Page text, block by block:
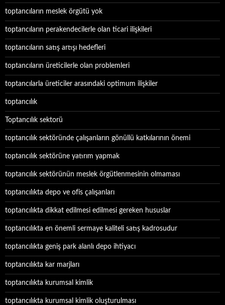
toptancıların meslek örgütü yok
toptancıların perakendecilerle olan ticari ilişkileri
toptancıların satış artışı hedefleri
toptancıların üreticilerle olan problemleri
toptancılarla üreticiler arasındaki optimum ilişkiler
toptancılık
Toptancılık sektorü
toptancılık sektöründe çalışanların gönüllü katkılarının önemi
toptancılık sektörüne yatırım yapmak
toptancılık sektörünün meslek örgütlenmesinin olmaması
toptancılıkta depo ve ofis çalışanları
toptancılıkta dikkat edilmesi edilmesi gereken hususlar
toptancılıkta en önemli sermaye kaliteli satış kadrosudur
toptancılıkta geniş park alanlı depo ihtiyacı
toptancılıkta kar marjları
toptancılıkta kurumsal kimlik
toptancılıkta kurumsal kimlik oluşturulması